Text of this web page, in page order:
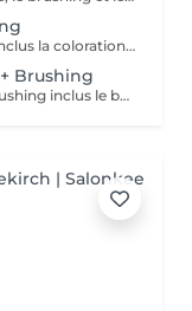
Le Forfait Coloration + Coupe + Brushing inclus la coloration des racines, la coupe, le brushing et le shampoing. Le prix pourra varier en fonction de la longueur des cheveux. Pour tout renseignement complémentaire, n'hésitez pas à nous appeler.
Brushing
Le Forfait Balayage / Mèches + Coupe + Brushing inclus le balayage, le traitement, la coupe, le brushing, le shampoing et le soin. Le prix pourra varier en fonction de la longueur des cheveux. Pour tout renseignement complémentaire, n'hésitez pas à nous appeler.